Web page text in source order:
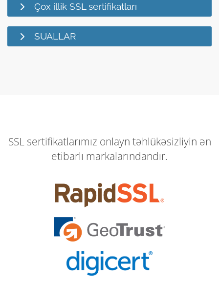
Çox illik SSL sertifikatları
SUALLAR
SSL sertifikatlarımız onlayn təhlükəsizliyin ən
etibarlı markalarındandır.